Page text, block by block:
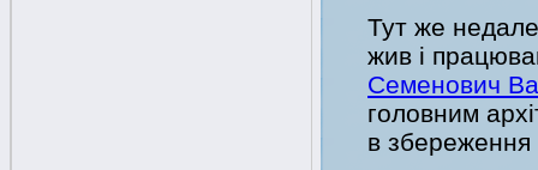
Тут же
жив і
Семенович
головним
в збереження